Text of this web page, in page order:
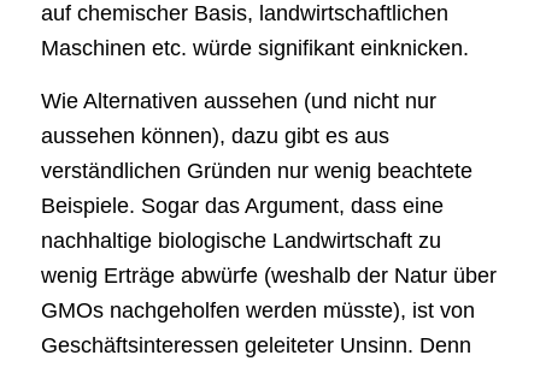
auf chemischer Basis, landwirtschaftlichen
Maschinen etc. würde signifikant einknicken.
Wie Alternativen aussehen (und nicht nur
aussehen können), dazu gibt es aus
verständlichen Gründen nur wenig beachtete
Beispiele. Sogar das Argument, dass eine
nachhaltige biologische Landwirtschaft zu
wenig Erträge abwürfe (weshalb der Natur über
GMOs nachgeholfen werden müsste), ist von
Geschäftsinteressen geleiteter Unsinn. Denn